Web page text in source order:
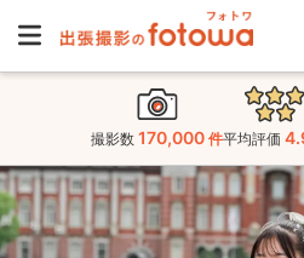
撮影数 170,000 件平均評価